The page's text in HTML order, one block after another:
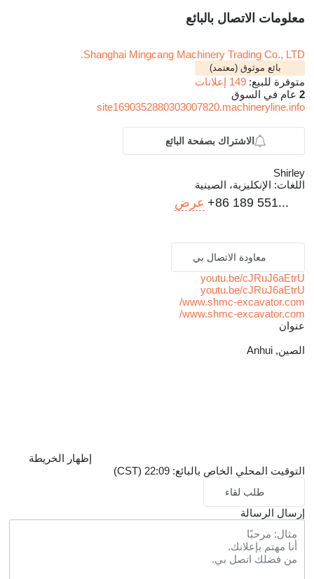
معلومات الاتصال بالبائع
Shanghai Mingcang Machinery Trading Co., LTD.
بائع موثوق (معتمد)
متوفرة للبيع: 149 إعلانات
2 عام في السوق
site1690352880303007820.machineryline.info
الاشتراك بصفحة البائع
Shirley
اللغات: الإنكليزية، الصينية
+86 189 551... عرض
معاودة الاتصال بي
youtu.be/cJRuJ6aEtrU
youtu.be/cJRuJ6aEtrU
www.shmc-excavator.com/
www.shmc-excavator.com/
عنوان
الصين, Anhui
إظهار الخريطة
التوقيت المحلي الخاص بالبائع: 22:09 (CST)
طلب لقاء
إرسال الرسالة